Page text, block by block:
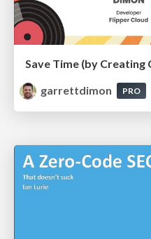
Save Time (by Creating
garrettdimon
PRO